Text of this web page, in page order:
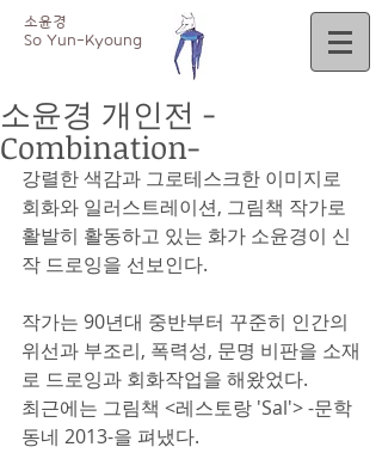
소윤경
So Yun-Kyoung
소윤경 개인전 -
Combination-
강렬한 색감과 그로테스크한 이미지로
회화와 일러스트레이션, 그림책 작가로
활발히 활동하고 있는 화가 소윤경이 신
작 드로잉을 선보인다.
작가는 90년대 중반부터 꾸준히 인간의
위선과 부조리, 폭력성, 문명 비판을 소재
로 드로잉과 회화작업을 해왔었다.
최근에는 그림책 <레스토랑 'Sal'> -문학
동네 2013-을 펴냈다.